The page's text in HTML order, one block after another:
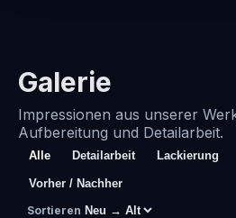
Galerie
Impressionen aus unserer
Aufbereitung und Detailarbeit.
Alle Detailarbeit Lackierung
Vorher / Nachher
Sortieren